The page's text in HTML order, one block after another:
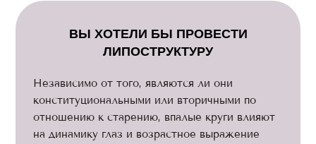
ВЫ ХОТЕЛИ БЫ ПРОВЕСТИ
ЛИПОСТРУКТУРУ
Независимо от того, являются ли они
конституциональными или вторичными по
отношению к старению, впалые круги влияют
на динамику глаз и возрастное выражение